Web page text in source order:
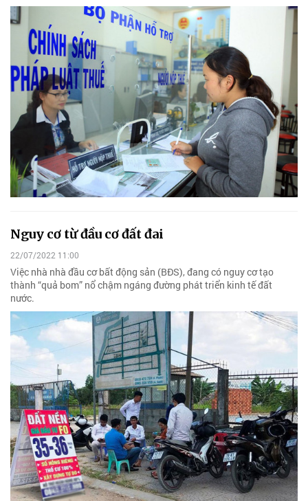
Nguy cơ từ đầu cơ đất đai
22/07/2022 11:00
Việc nhà nhà đầu cơ bất động sản (BĐS), đang có nguy cơ tạo
thành “quả bom” nổ chậm ngáng đường phát triển kinh tế đất
nước.